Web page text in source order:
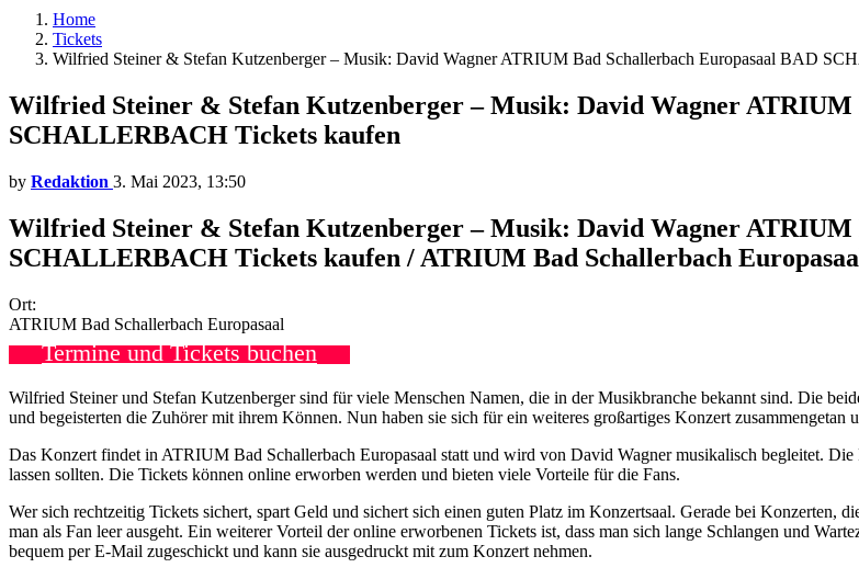
Home
Tickets
Wilfried Steiner & Stefan Kutzenberger – Musik: David Wagner ATRIUM Bad Schallerbach Europasaal BAD
Wilfried Steiner & Stefan Kutzenberger – Musik: David Wagner ATRIUM
SCHALLERBACH Tickets kaufen
by Redaktion 3. Mai 2023, 13:50
Wilfried Steiner & Stefan Kutzenberger – Musik: David Wagner ATRIUM
SCHALLERBACH Tickets kaufen / ATRIUM Bad Schallerbach
Ort:
ATRIUM Bad Schallerbach Europasaal
Termine und Tickets buchen
Wilfried Steiner und Stefan Kutzenberger sind für viele Menschen Namen, die in der Musikbranche bekannt sind. Die
und begeisterten die Zuhörer mit ihrem Können. Nun haben sie sich für ein weiteres großartiges Konzert zusammengetan
Das Konzert findet in ATRIUM Bad Schallerbach Europasaal statt und wird von David Wagner musikalisch begleitet. Die
lassen sollten. Die Tickets können online erworben werden und bieten viele Vorteile für die Fans.
Wer sich rechtzeitig Tickets sichert, spart Geld und sichert sich einen guten Platz im Konzertsaal. Gerade bei Konzerten,
man als Fan leer ausgeht. Ein weiterer Vorteil der online erworbenen Tickets ist, dass man sich lange Schlangen und
bequem per E-Mail zugeschickt und kann sie ausgedruckt mit zum Konzert nehmen.